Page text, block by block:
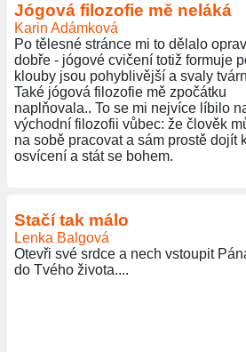
Jógová filozofie mě neláká
Karin Adámková
Po tělesné stránce mi to dělalo
dobře - jógové cvičení totiž formuje
klouby jsou pohyblivější a svaly
Také jógová filozofie mě zpočátku
naplňovala.. To se mi nejvíce líbilo
východní filozofii vůbec: že člověk
na sobě pracovat a sám prostě dojít
osvícení a stát se bohem.
Stačí tak málo
Lenka Balgová
Otevři své srdce a nech vstoupit
do Tvého života....